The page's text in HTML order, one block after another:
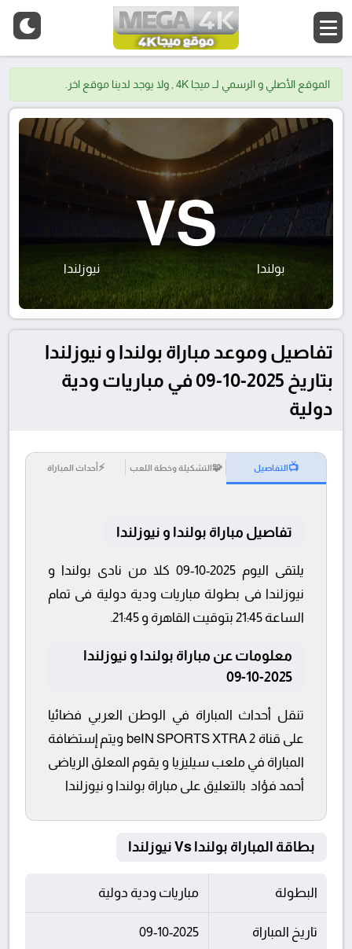
الموقع الأصلي و الرسمي لــ ميجا 4K , ولا يوجد لدينا موقع اخر.
بولندا
VS
نيوزلندا
تفاصيل وموعد مباراة بولندا و نيوزلندا
بتاريخ 2025-10-09 في مباريات ودية
دولية
📺التفاصيل 🧩التشكيلة وخطة اللعب ⚡أحداث المباراة
تفاصيل مباراة بولندا و نيوزلندا
يلتقى اليوم 2025-10-09 كلا من نادى بولندا و
نيوزلندا فى بطولة مباريات ودية دولية فى تمام
الساعة 21:45 بتوقيت القاهرة و 21:45.
معلومات عن مباراة بولندا و نيوزلندا
2025-10-09
تنقل أحداث المباراة في الوطن العربي فضائيا
على قناة beIN SPORTS XTRA 2 ويتم إستضافة
المباراة في ملعب سيليزيا و يقوم المعلق الرياضى
أحمد فؤاد بالتعليق على مباراة بولندا و نيوزلندا
بطاقة المباراة بولندا Vs نيوزلندا
البطولة مباريات ودية دولية
تاريخ المباراة 09-10-2025